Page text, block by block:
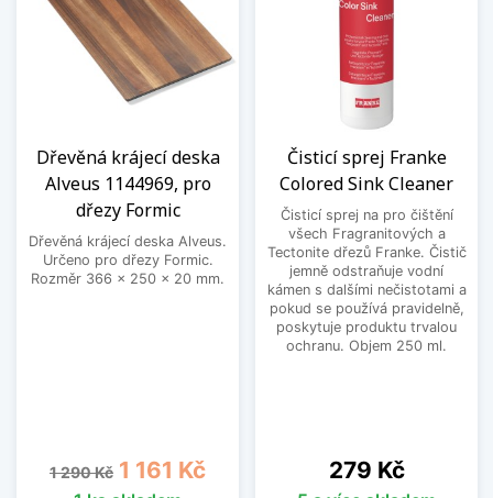
Dřevěná krájecí deska
Alveus 1144969, pro
dřezy Formic
Dřevěná krájecí deska Alveus.
Určeno pro dřezy Formic.
Rozměr 366 x 250 x 20 mm.
Běžná cena
1 290 Kč Cena
1 161 Kč
Čisticí sprej Franke
Colored Sink Cleaner
Čisticí sprej na pro čištění
všech Fragranitových a
Tectonite dřezů Franke. Čistič
jemně odstraňuje vodní
kámen s dalšími nečistotami a
pokud se používá pravidelně,
poskytuje produktu trvalou
ochranu. Objem 250 ml.
Cena
279 Kč